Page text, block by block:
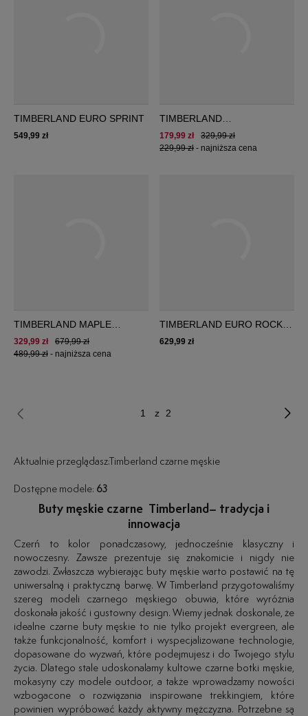
Aktualnie przeglądasz:Timberland czarne męskie
Dostępne modele: 63
Buty męskie czarne Timberland– tradycja i
innowacja
Czerń to kolor ponadczasowy, jednocześnie klasyczny i
nowoczesny. Zawsze prezentuje się znakomicie i nigdy nie
zawodzi. Zwłaszcza wybierając buty męskie warto postawić na tę
uniwersalną i praktyczną barwę. W Timberland przygotowaliśmy
szereg modeli czarnego męskiego obuwia, które wyróżnia
doskonała jakość i gustowny design. Wiemy jednak doskonale, że
idealne czarne buty męskie to nie tylko projekt evergreen, ale
także funkcjonalność, komfort i wyspecjalizowane technologie,
dopasowane do wyzwań, które podejmujesz i do Twojego stylu
życia. Dlatego stale udoskonalamy kultowe czarne botki męskie,
mokasyny czy modele outdoor, a także wprowadzamy nowości
wzbogacone o rozwiązania inspirowane trekkingiem, które
powinien wypróbować każdy aktywny mężczyzna. Potrzebne są
TIMBERLAND EURO SPRINT
549,99 zł
TIMBERLAND
UNIONWHARF2.0 EK+ SLIP
ON
329,99 zł
179,99 zł
229,99 zł - najniższa cena
TIMBERLAND MAPLE
GROVE LTHR OX
679,99 zł
329,99 zł
489,99 zł - najniższa cena
TIMBERLAND EURO ROCK
HIKER
629,99 zł
z 2